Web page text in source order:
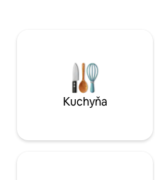
vírivkami a mini bazénom,
otvorený po celý rok!
€ za pobyt (maximálne 2
Kuchyňa